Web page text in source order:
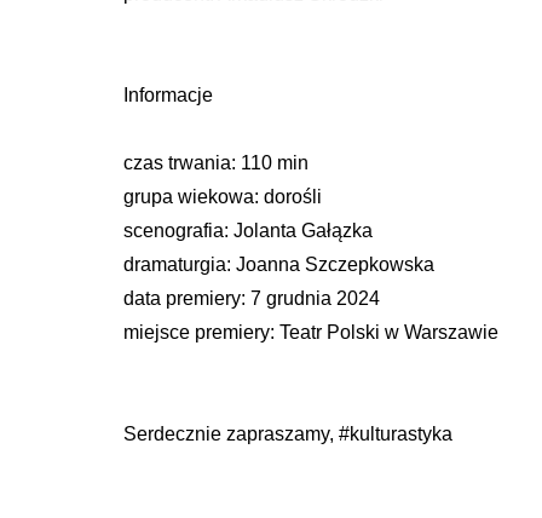
Informacje
czas trwania: 110 min
grupa wiekowa: dorośli
scenografia: Jolanta Gałązka
dramaturgia: Joanna Szczepkowska
data premiery: 7 grudnia 2024
miejsce premiery: Teatr Polski w Warszawie
Serdecznie zapraszamy, #kulturastyka